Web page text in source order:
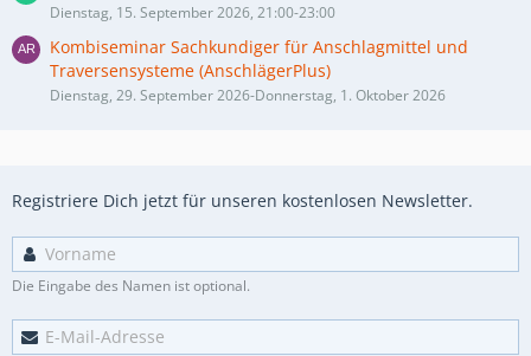
Dienstag, 15. September 2026, 21:00-23:00
Kombiseminar Sachkundiger für Anschlagmittel und
Traversensysteme (AnschlägerPlus)
Dienstag, 29. September 2026-Donnerstag, 1. Oktober 2026
Registriere Dich jetzt für unseren kostenlosen Newsletter.
Die Eingabe des Namen ist optional.